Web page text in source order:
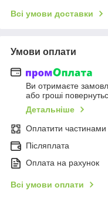
Всі умови доставки
Умови оплати
Ви отримаєте
або гроші
Детальніше
Оплатити частинами
Післяплата
Оплата на рахунок
Всі умови оплати